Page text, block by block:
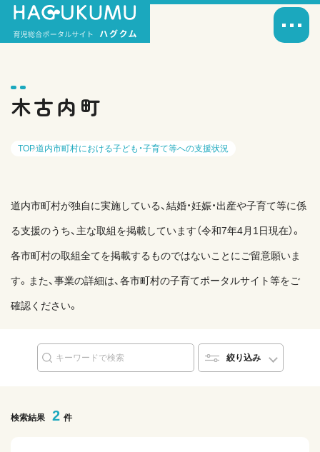
木古内町
TOP道内市町村における子ども・子育て等への支援状況
道内市町村が独自に実施している、結婚・妊娠・出産や子育て等に係
る支援のうち、主な取組を掲載しています（令和7年4月1日現在）。
各市町村の取組全てを掲載するものではないことにご留意願いま
す。また、事業の詳細は、各市町村の子育てポータルサイト等をご
確認ください。
絞り込み
検索結果 2 件